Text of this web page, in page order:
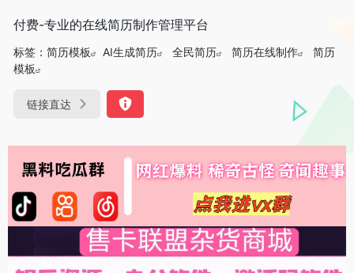
付费-专业的在线简历制作管理平台
标签： 简历模板 AI生成简历 全民简历 简历在线制作
简历
模板
链接直达